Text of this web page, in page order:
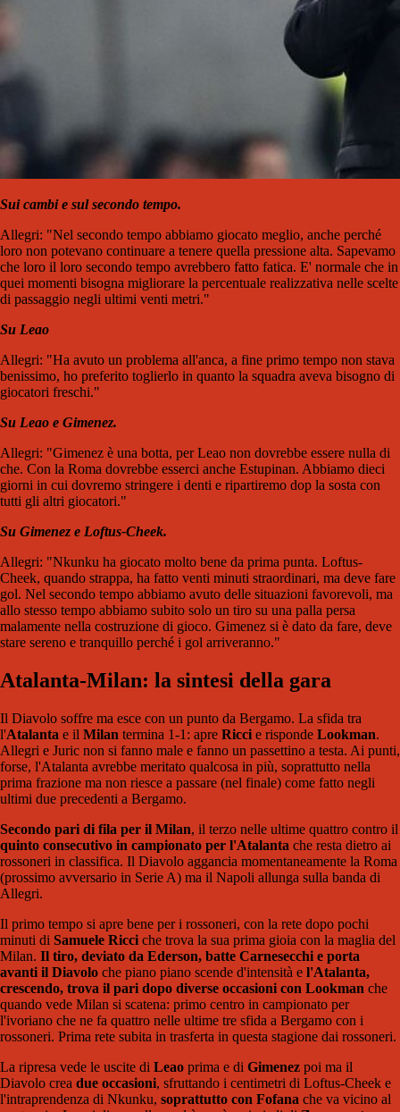
Sui cambi e sul secondo tempo.
Allegri: "Nel secondo tempo abbiamo giocato meglio, anche perché
loro non potevano continuare a tenere quella pressione alta. Sapevamo
che loro il loro secondo tempo avrebbero fatto fatica. E' normale che in
quei momenti bisogna migliorare la percentuale realizzativa nelle scelte
di passaggio negli ultimi venti metri."
Su Leao
Allegri: "Ha avuto un problema all'anca, a fine primo tempo non stava
benissimo, ho preferito toglierlo in quanto la squadra aveva bisogno di
giocatori freschi."
Su Leao e Gimenez.
Allegri: "Gimenez è una botta, per Leao non dovrebbe essere nulla di
che. Con la Roma dovrebbe esserci anche Estupinan. Abbiamo dieci
giorni in cui dovremo stringere i denti e ripartiremo dop la sosta con
tutti gli altri giocatori."
Su Gimenez e Loftus-Cheek.
Allegri: "Nkunku ha giocato molto bene da prima punta. Loftus-
Cheek, quando strappa, ha fatto venti minuti straordinari, ma deve fare
gol. Nel secondo tempo abbiamo avuto delle situazioni favorevoli, ma
allo stesso tempo abbiamo subito solo un tiro su una palla persa
malamente nella costruzione di gioco. Gimenez si è dato da fare, deve
stare sereno e tranquillo perché i gol arriveranno."
Atalanta-Milan: la sintesi della gara
Il Diavolo soffre ma esce con un punto da Bergamo. La sfida tra
l'Atalanta e il Milan termina 1-1: apre Ricci e risponde Lookman.
Allegri e Juric non si fanno male e fanno un passettino a testa. Ai punti,
forse, l'Atalanta avrebbe meritato qualcosa in più, soprattutto nella
prima frazione ma non riesce a passare (nel finale) come fatto negli
ultimi due precedenti a Bergamo.
Secondo pari di fila per il Milan, il terzo nelle ultime quattro contro il
quinto consecutivo in campionato per l'Atalanta che resta dietro ai
rossoneri in classifica. Il Diavolo aggancia momentaneamente la Roma
(prossimo avversario in Serie A) ma il Napoli allunga sulla banda di
Allegri.
Il primo tempo si apre bene per i rossoneri, con la rete dopo pochi
minuti di Samuele Ricci che trova la sua prima gioia con la maglia del
Milan. Il tiro, deviato da Ederson, batte Carnesecchi e porta
avanti il Diavolo che piano piano scende d'intensità e l'Atalanta,
crescendo, trova il pari dopo diverse occasioni con Lookman che
quando vede Milan si scatena: primo centro in campionato per
l'ivoriano che ne fa quattro nelle ultime tre sfida a Bergamo con i
rossoneri. Prima rete subita in trasferta in questa stagione dai rossoneri.
La ripresa vede le uscite di Leao prima e di Gimenez poi ma il
Diavolo crea due occasioni, sfruttando i centimetri di Loftus-Cheek e
l'intraprendenza di Nkunku, soprattutto con Fofana che va vicino al